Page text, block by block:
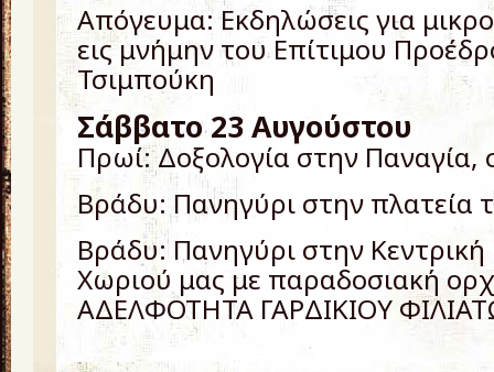
Απόγευμα: Εκδηλώσεις για
εις μνήμην του Επίτιμου
Τσιμπούκη
Σάββατο 23 Αυγούστου
Πρωί: Δοξολογία στην Παναγία,
Βράδυ: Πανηγύρι στην πλατεία
Βράδυ: Πανηγύρι στην Κεντρική
Χωριού μας με παραδοσιακή
ΑΔΕΛΦΟΤΗΤΑ ΓΑΡΔΙΚΙΟΥ